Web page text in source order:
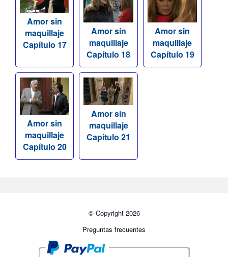
Amor sin
maquillaje
Capítulo 17
Amor sin
maquillaje
Capítulo 18
Amor sin
maquillaje
Capítulo 19
Amor sin
maquillaje
Capítulo 20
Amor sin
maquillaje
Capítulo 21
© Copyright 2026
Preguntas frecuentes